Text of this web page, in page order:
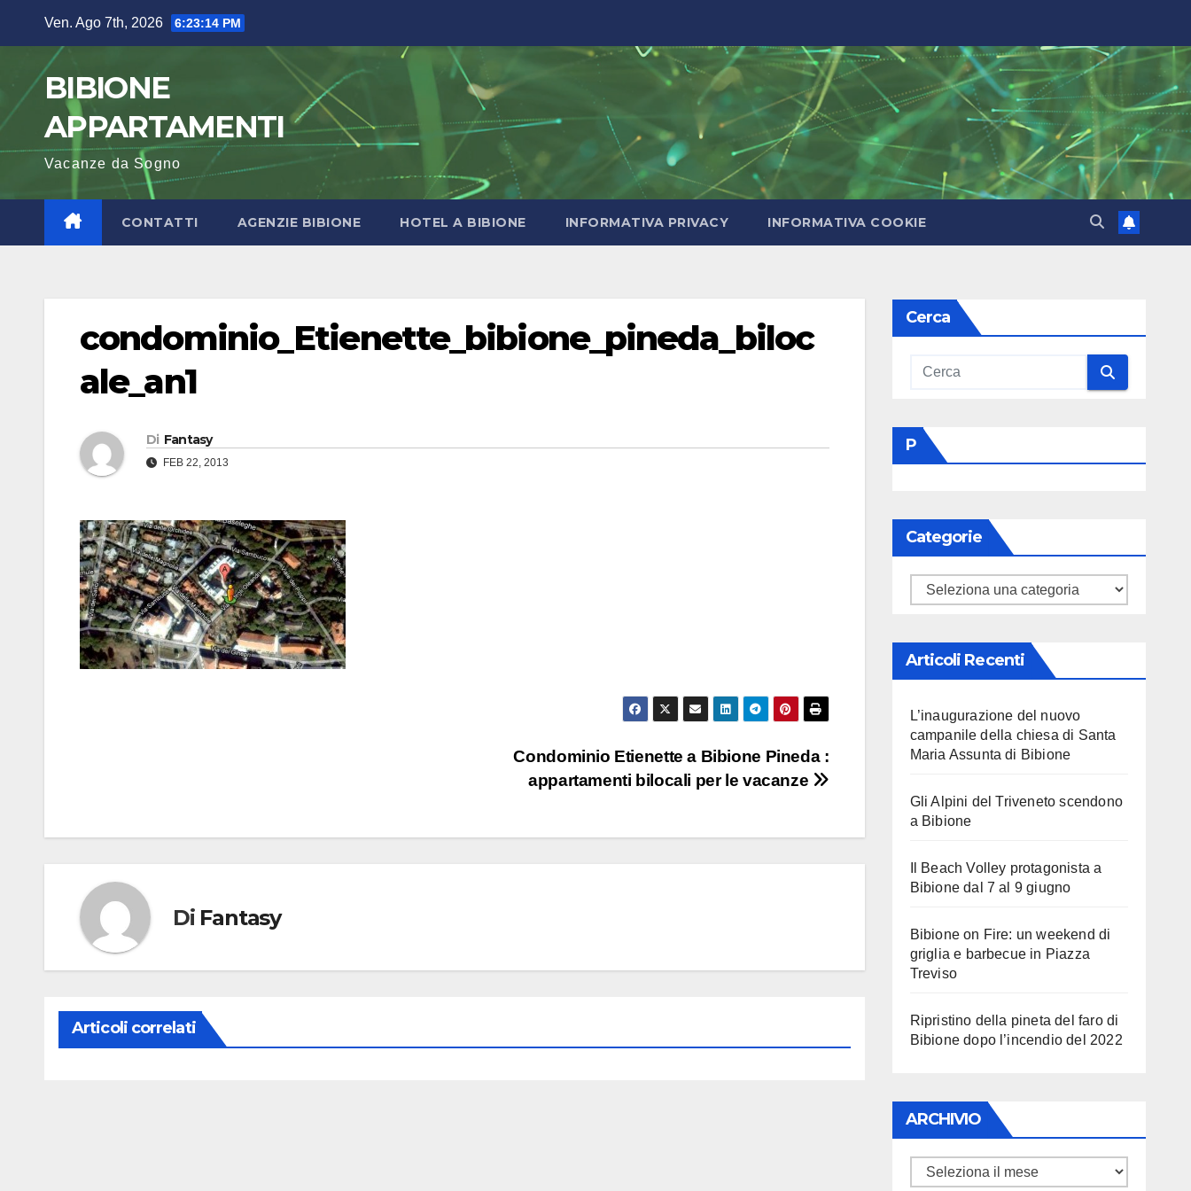
contenuto
Ven. Ago 7th, 2026 6:23:15 PM
BIBIONE
APPARTAMENTI
Vacanze da Sogno
CONTATTI AGENZIE BIBIONE HOTEL A BIBIONE INFORMATIVA PRIVACY INFORMATIVA COOKIE
condominio_Etienette_bibione_pineda_biloc
ale_an1
Di Fantasy
FEB 22, 2013
Condominio Etienette a Bibione Pineda :
appartamenti bilocali per le vacanze
Di Fantasy
Articoli correlati
Cerca
P
Categorie
Categorie
Articoli Recenti
L’inaugurazione del nuovo
campanile della chiesa di Santa
Maria Assunta di Bibione
Gli Alpini del Triveneto scendono
a Bibione
Il Beach Volley protagonista a
Bibione dal 7 al 9 giugno
Bibione on Fire: un weekend di
griglia e barbecue in Piazza
Treviso
Ripristino della pineta del faro di
Bibione dopo l’incendio del 2022
ARCHIVIO
ARCHIVIO